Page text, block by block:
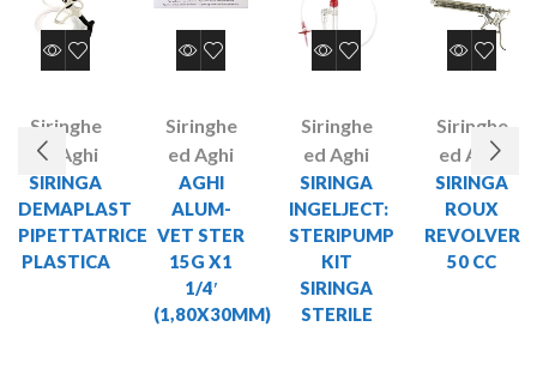
Siringhe
ed Aghi
SIRINGA
DEMAPLAST
PIPETTATRICE
PLASTICA
Siringhe
ed Aghi
AGHI
ALUM-
VET STER
15G X1
1/4′
(1,80X30MM)
Siringhe
ed Aghi
SIRINGA
INGELJECT:
STERIPUMP
KIT
SIRINGA
STERILE
Siringhe
ed Aghi
SIRINGA
ROUX
REVOLVER
50 CC